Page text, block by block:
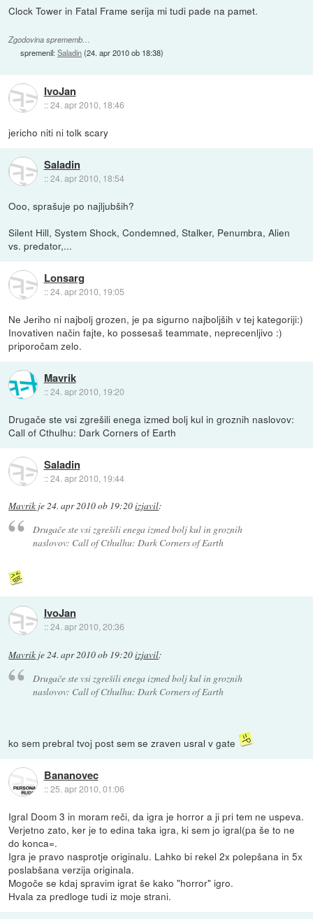
Clock Tower in Fatal Frame serija mi tudi pade na pamet.
Zgodovina sprememb…
spremenil:Saladin(24. apr 2010 ob 18:38)
IvoJan
::24. apr 2010, 18:46
jericho niti ni tolk scary
Saladin
::24. apr 2010, 18:54
Ooo, sprašuje po najljubših?
Silent Hill, System Shock, Condemned, Stalker, Penumbra, Alien
vs. predator,...
Lonsarg
::24. apr 2010, 19:05
Ne Jeriho ni najbolj grozen, je pa sigurno najboljših v tej kategoriji:)
Inovativen način fajte, ko possesaš teammate, neprecenljivo :)
priporočam zelo.
Mavrik
::24. apr 2010, 19:20
Drugače ste vsi zgrešili enega izmed bolj kul in groznih naslovov:
Call of Cthulhu: Dark Corners of Earth
Saladin
::24. apr 2010, 19:44
Mavrik je24. apr 2010 ob 19:20izjavil:
Drugače ste vsi zgrešili enega izmed bolj kul in groznih
naslovov: Call of Cthulhu: Dark Corners of Earth
IvoJan
::24. apr 2010, 20:36
Mavrik je24. apr 2010 ob 19:20izjavil:
Drugače ste vsi zgrešili enega izmed bolj kul in groznih
naslovov: Call of Cthulhu: Dark Corners of Earth
ko sem prebral tvoj post sem se zraven usral v gate
Bananovec
::25. apr 2010, 01:06
Igral Doom 3 in moram reči, da igra je horror a ji pri tem ne uspeva.
Verjetno zato, ker je to edina taka igra, ki sem jo igral(pa še to ne
do konca=.
Igra je pravo nasprotje originalu. Lahko bi rekel 2x polepšana in 5x
poslabšana verzija originala.
Mogoče se kdaj spravim igrat še kako "horror" igro.
Hvala za predloge tudi iz moje strani.